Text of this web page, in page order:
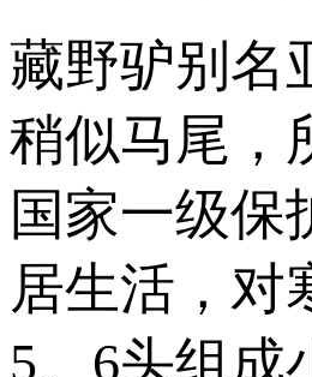
藏野驴别名
稍似马尾，
国家一级保
居生活，对
5、6头组成